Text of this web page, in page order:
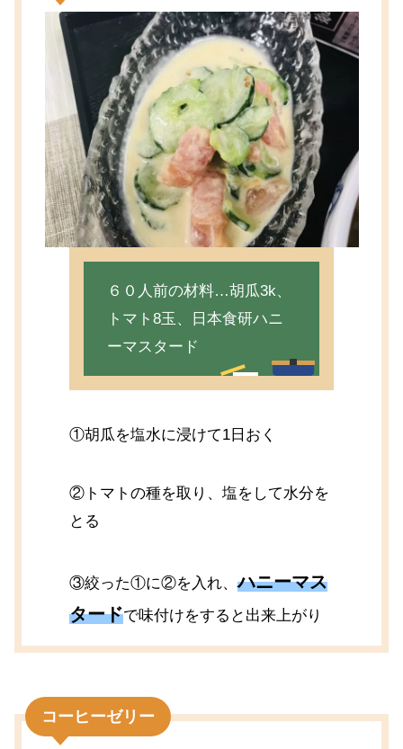
６０人前の材料…胡瓜3k、
トマト8玉、日本食研ハニ
ーマスタード
①胡瓜を塩水に浸けて1日おく
②トマトの種を取り、塩をして水分を
とる
③絞った①に②を入れ、ハニーマス
タードで味付けをすると出来上がり
コーヒーゼリー